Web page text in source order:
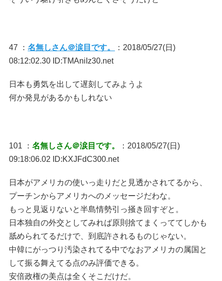
47 ： 名無しさん＠涙目です。
：2018/05/27(日)
08:12:02.30 ID:TMAniIz30.net
日本も勇気を出して遅刻してみようよ
何か発見があるかもしれない
101 ： 名無しさん＠涙目です。
：2018/05/27(日)
09:18:06.02 ID:KXJFdC300.net
日本がアメリカの使いっ走りだと見透かされてるから、
プーチンからアメリカへのメッセージだわな。
もっと見返りないと半島情勢引っ掻き回すぞと。
日本独自の外交としてみれば原則捨てまくっててしかも
舐められてるだけで、到底許されるものじゃない。
中韓にがっつり汚染されてる中でなおアメリカの属国と
して振る舞えてる点のみ評価できる。
安倍政権の美点は全くそこだけだ。